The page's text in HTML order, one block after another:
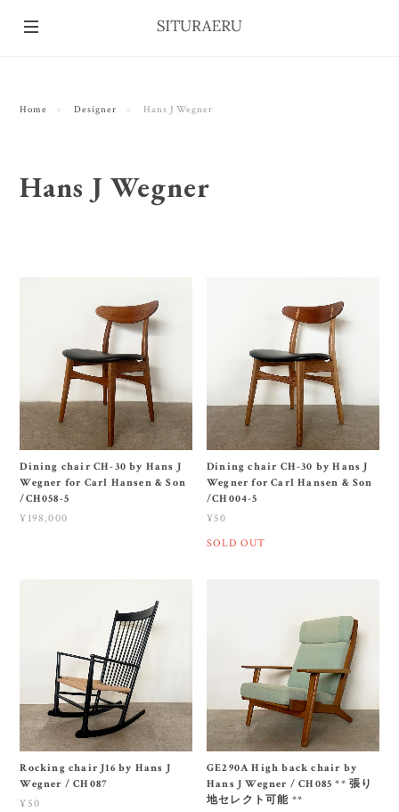
Home Designer Hans J Wegner
Hans J Wegner
Dining chair CH-30 by Hans J
Wegner for Carl Hansen & Son
/CH058-5
¥198,000
Dining chair CH-30 by Hans J
Wegner for Carl Hansen & Son
/CH004-5
¥50
SOLD OUT
Rocking chair J16 by Hans J
Wegner / CH087
¥50
GE290A High back chair by
Hans J Wegner / CH085 ** 張り
地セレクト可能 **